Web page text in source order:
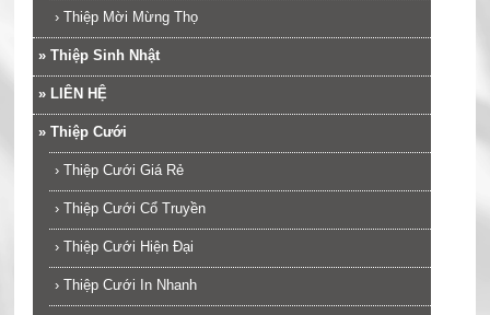
› Thiệp Mời Mừng Thọ
» Thiệp Sinh Nhật
» LIÊN HỆ
» Thiệp Cưới
› Thiệp Cưới Giá Rẻ
› Thiệp Cưới Cổ Truyền
› Thiệp Cưới Hiện Đại
› Thiệp Cưới In Nhanh